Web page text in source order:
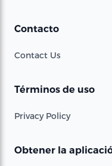
Contacto
Contact Us
Términos de uso
Privacy Policy
Obtener la